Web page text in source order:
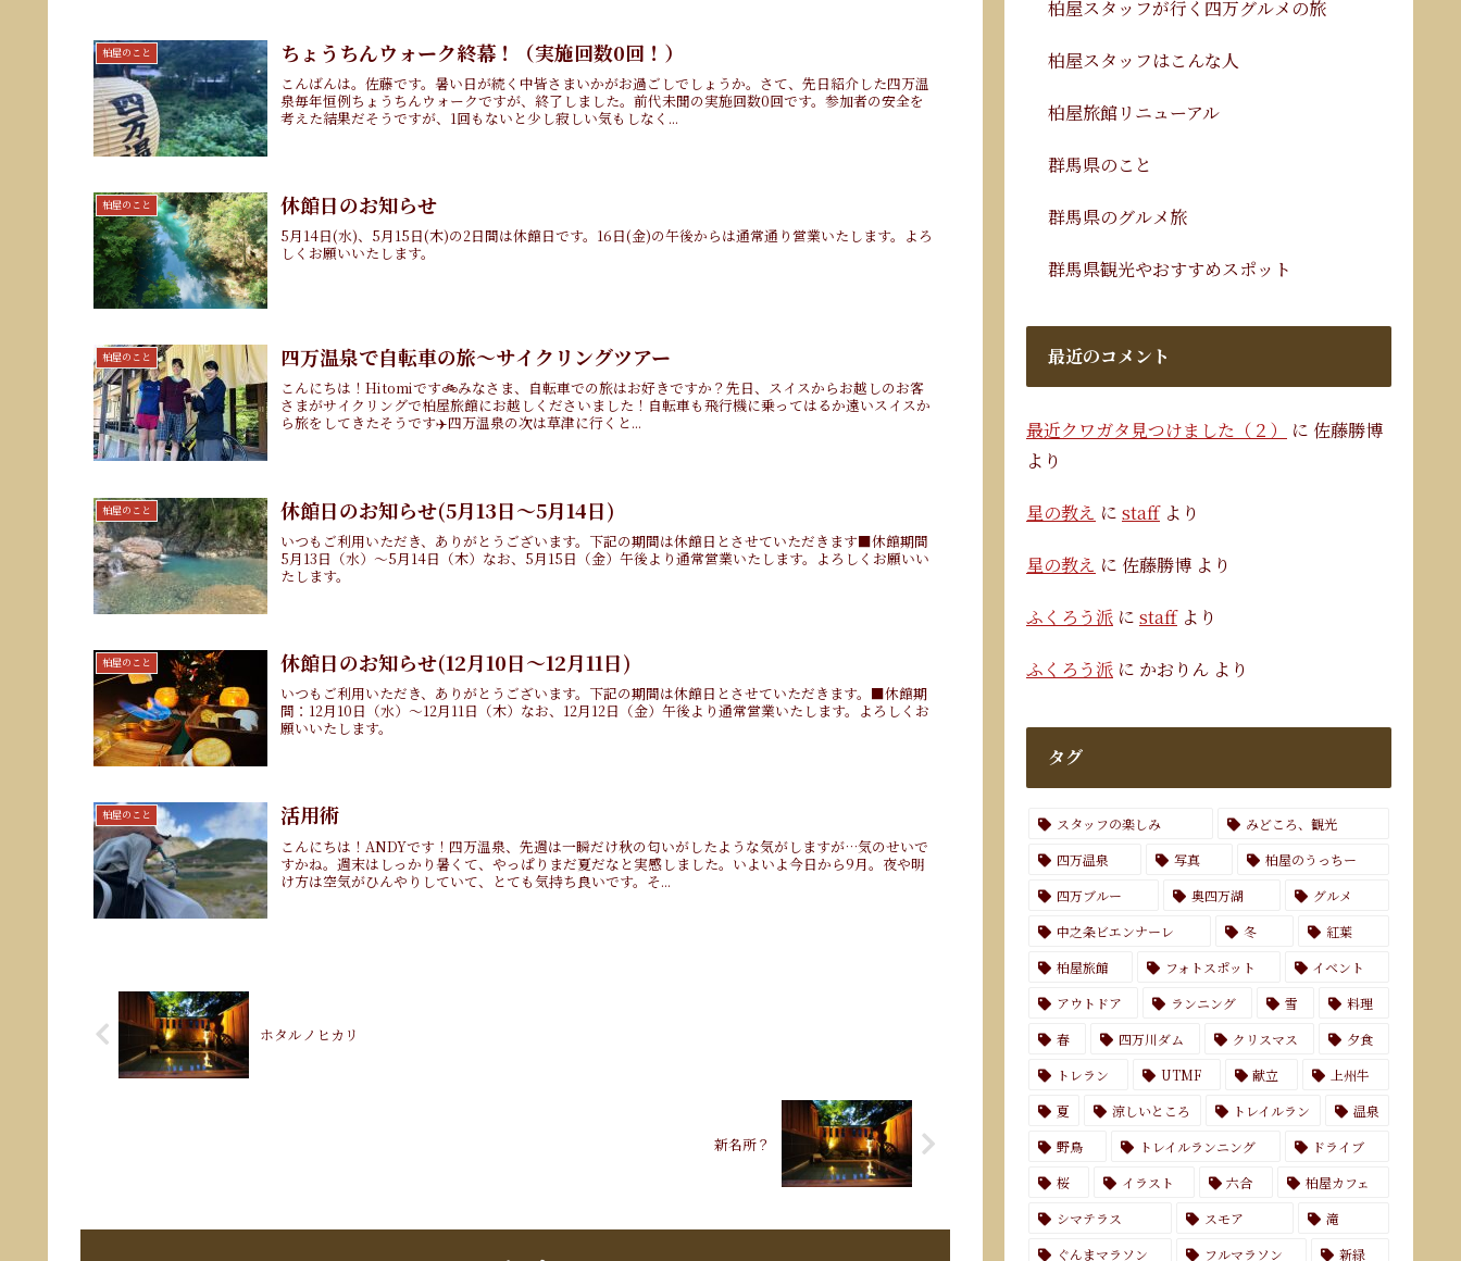
柏屋のこと ちょうちんウォーク終幕！（実施回数0回！）
こんばんは。佐藤です。暑い日が続く中皆さまいかがお過ごしでしょうか。さて、先日紹介した四万温
泉毎年恒例ちょうちんウォークですが、終了しました。前代未聞の実施回数0回です。参加者の安全を
考えた結果だそうですが、1回もないと少し寂しい気もしなく...
柏屋のこと 休館日のお知らせ
5月14日(水)、5月15日(木)の2日間は休館日です。16日(金)の午後からは通常通り営業いたします。よろ
しくお願いいたします。
柏屋のこと 四万温泉で自転車の旅〜サイクリングツアー
こんにちは！Hitomiです🚲みなさま、自転車での旅はお好きですか？先日、スイスからお越しのお客
さまがサイクリングで柏屋旅館にお越しくださいました！自転車も飛行機に乗ってはるか遠いスイスか
ら旅をしてきたそうです✈️四万温泉の次は草津に行くと...
柏屋のこと 休館日のお知らせ(5月13日～5月14日)
いつもご利用いただき、ありがとうございます。下記の期間は休館日とさせていただきます■休館期間
5月13日（水）～5月14日（木）なお、5月15日（金）午後より通常営業いたします。よろしくお願いい
たします。
柏屋のこと 休館日のお知らせ(12月10日～12月11日)
いつもご利用いただき、ありがとうございます。下記の期間は休館日とさせていただきます。■休館期
間：12月10日（水）〜12月11日（木）なお、12月12日（金）午後より通常営業いたします。よろしくお
願いいたします。
柏屋のこと 活用術
こんにちは！ANDYです！四万温泉、先週は一瞬だけ秋の匂いがしたような気がしますが…気のせいで
すかね。週末はしっかり暑くて、やっぱりまだ夏だなと実感しました。いよいよ今日から9月。夜や明
け方は空気がひんやりしていて、とても気持ち良いです。そ...
ホタルノヒカリ
新名所？
柏屋スタッフが行く四万グルメの旅
柏屋スタッフはこんな人
柏屋旅館リニューアル
群馬県のこと
群馬県のグルメ旅
群馬県観光やおすすめスポット
最近のコメント
最近クワガタ見つけました（２） に 佐藤勝博
より
星の教え に staffより
星の教え に 佐藤勝博 より
ふくろう派 に staffより
ふくろう派 に かおりん より
タグ
スタッフの楽しみ
みどころ、観光
四万温泉
写真
柏屋のうっちー
四万ブルー
奥四万湖
グルメ
中之条ビエンナーレ
冬
紅葉
柏屋旅館
フォトスポット
イベント
アウトドア
ランニング 雪
料理
春
四万川ダム クリスマス
夕食
トレラン
UTMF 献立
上州牛
夏
涼しいところ トレイルラン
温泉
野鳥
トレイルランニング
ドライブ
桜
イラスト 六合
柏屋カフェ
シマテラス
スモア
滝
ぐんまマラソン
フルマラソン 新緑